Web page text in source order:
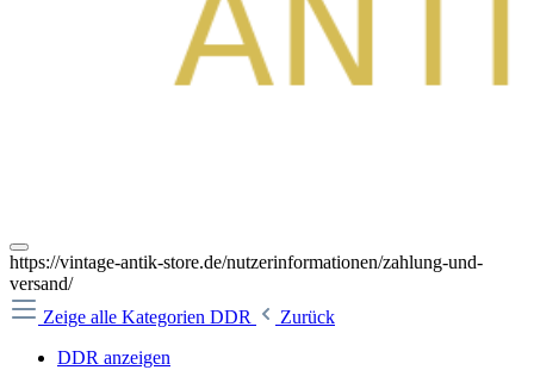
https://vintage-antik-store.de/nutzerinformationen/zahlung-und-
versand/
Zeige alle Kategorien DDR
Zurück
DDR anzeigen